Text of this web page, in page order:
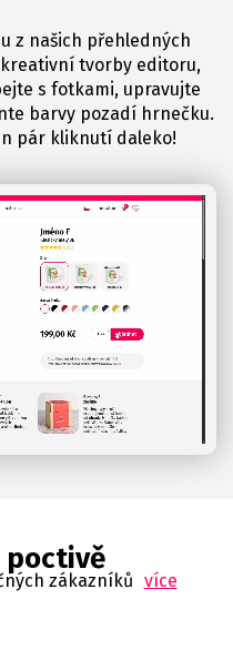
z našich přehledných
tvorby editoru,
s fotkami, upravujte
barvy pozadí hrnečku.
pár kliknutí daleko!
poctivě
zákazníků více